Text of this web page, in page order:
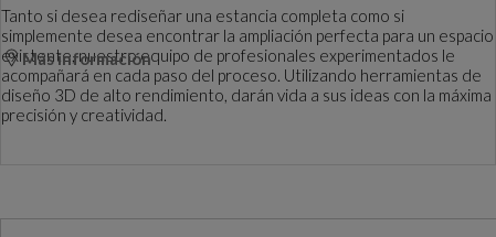
Tanto si desea rediseñar una estancia completa como si
simplemente desea encontrar la ampliación perfecta para un espacio
existente, nuestro equipo de profesionales experimentados le
acompañará en cada paso del proceso. Utilizando herramientas de
diseño 3D de alto rendimiento, darán vida a sus ideas con la máxima
precisión y creatividad.
Más información